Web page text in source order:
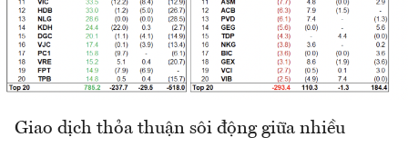
Giao dịch thỏa thuận sôi động giữa nhiều